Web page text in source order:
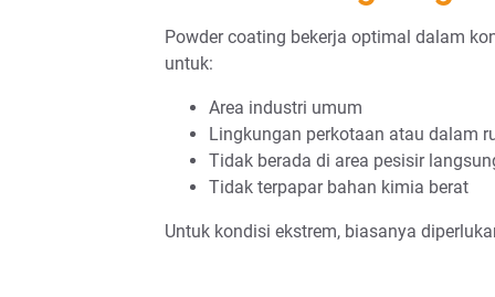
Powder coating bekerja optimal dalam
untuk:
Area industri umum
Lingkungan perkotaan atau dalam
Tidak berada di area pesisir
Tidak terpapar bahan kimia berat
Untuk kondisi ekstrem, biasanya